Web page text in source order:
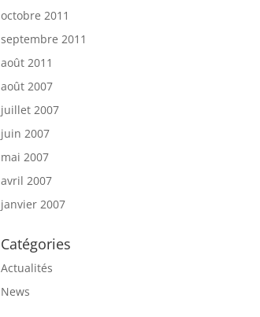
octobre 2011
septembre 2011
août 2011
août 2007
juillet 2007
juin 2007
mai 2007
avril 2007
janvier 2007
Catégories
Actualités
News